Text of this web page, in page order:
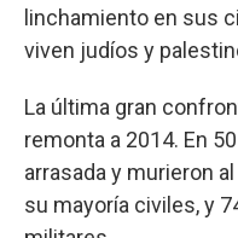
linchamiento en sus
viven judíos y
La última gran
remonta a 2014. En
arrasada y murieron
su mayoría civiles, y